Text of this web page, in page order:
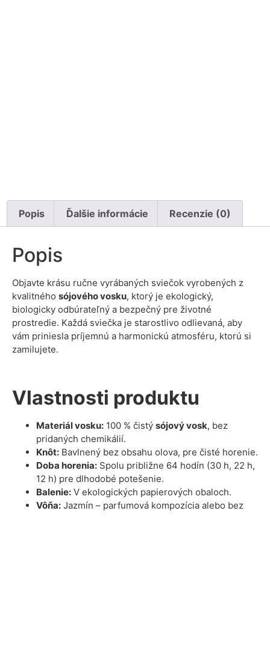
Popis Ďalšie informácie Recenzie (0)
Popis
Objavte krásu ručne vyrábaných sviečok vyrobených z
kvalitného sójového vosku, ktorý je ekologický,
biologicky odbúrateľný a bezpečný pre životné
prostredie. Každá sviečka je starostlivo odlievaná, aby
vám priniesla príjemnú a harmonickú atmosféru, ktorú si
zamilujete.
Vlastnosti produktu
Materiál vosku: 100 % čistý sójový vosk, bez
pridaných chemikálií.
Knôt: Bavlnený bez obsahu olova, pre čisté horenie.
Doba horenia: Spolu približne 64 hodín (30 h, 22 h,
12 h) pre dlhodobé potešenie.
Balenie: V ekologických papierových obaloch.
Vôňa: Jazmín – parfumová kompozícia alebo bez